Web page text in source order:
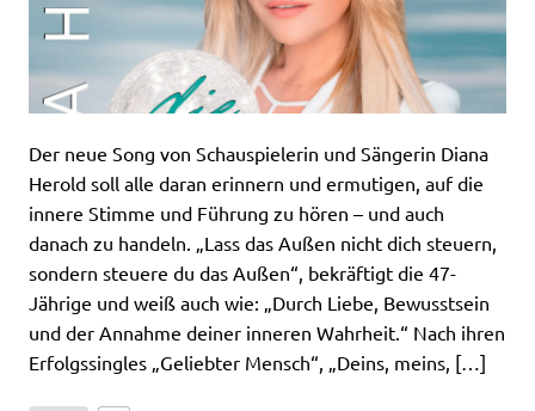
Der neue Song von Schauspielerin und Sängerin Diana
Herold soll alle daran erinnern und ermutigen, auf die
innere Stimme und Führung zu hören – und auch
danach zu handeln. „Lass das Außen nicht dich steuern,
sondern steuere du das Außen“, bekräftigt die 47-
Jährige und weiß auch wie: „Durch Liebe, Bewusstsein
und der Annahme deiner inneren Wahrheit.“ Nach ihren
Erfolgssingles „Geliebter Mensch“, „Deins, meins, […]